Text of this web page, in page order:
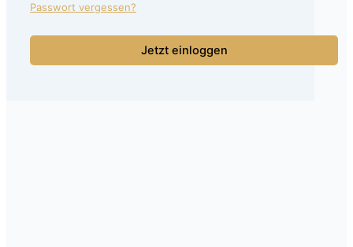
Passwort vergessen?
Jetzt einloggen